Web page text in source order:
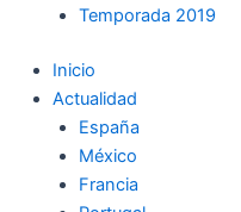
Temporada 2019
Inicio
Actualidad
España
México
Francia